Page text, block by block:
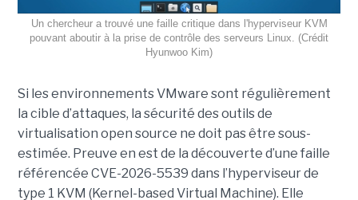
Un chercheur a trouvé une faille critique dans l'hyperviseur KVM
pouvant aboutir à la prise de contrôle des serveurs Linux. (Crédit
Hyunwoo Kim)
Si les environnements VMware sont régulièrement
la cible d’attaques, la sécurité des outils de
virtualisation open source ne doit pas être sous-
estimée. Preuve en est de la découverte d’une faille
référencée CVE-2026-5539 dans l’hyperviseur de
type 1 KVM (Kernel-based Virtual Machine). Elle